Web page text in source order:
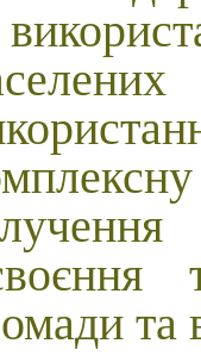
та